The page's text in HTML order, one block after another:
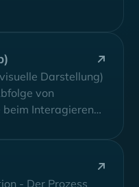
Darstellung)
von
beim Interagieren
- Der Prozess